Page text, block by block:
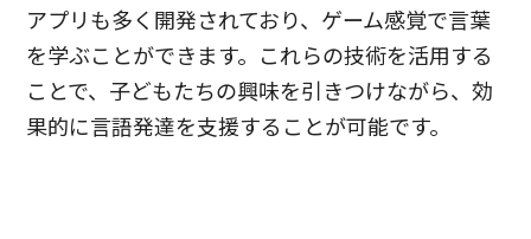
アプリも多く開発されており、ゲーム感覚で言葉
を学ぶことができます。これらの技術を活用する
ことで、子どもたちの興味を引きつけながら、効
果的に言語発達を支援することが可能です。